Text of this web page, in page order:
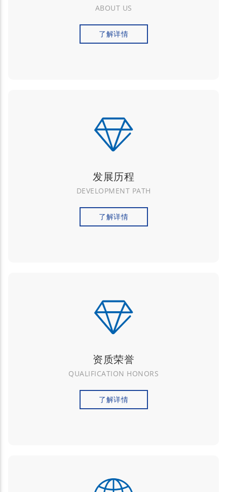
ABOUT US
了解详情
发展历程
DEVELOPMENT PATH
了解详情
资质荣誉
QUALIFICATION HONORS
了解详情